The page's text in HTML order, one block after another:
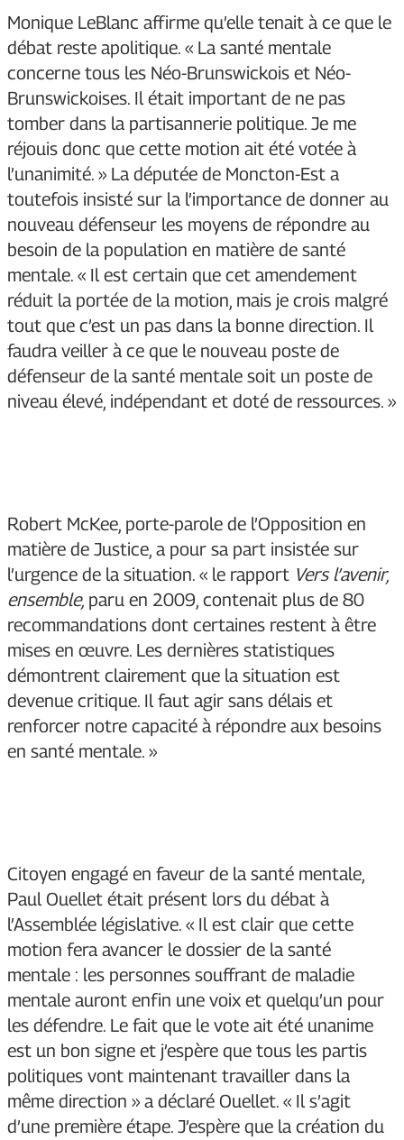
Monique LeBlanc affirme qu’elle tenait à ce que le
débat reste apolitique. « La santé mentale
concerne tous les Néo-Brunswickois et Néo-
Brunswickoises. Il était important de ne pas
tomber dans la partisannerie politique. Je me
réjouis donc que cette motion ait été votée à
l’unanimité. » La députée de Moncton-Est a
toutefois insisté sur la l’importance de donner au
nouveau défenseur les moyens de répondre au
besoin de la population en matière de santé
mentale. « Il est certain que cet amendement
réduit la portée de la motion, mais je crois malgré
tout que c’est un pas dans la bonne direction. Il
faudra veiller à ce que le nouveau poste de
défenseur de la santé mentale soit un poste de
niveau élevé, indépendant et doté de ressources. »
Robert McKee, porte-parole de l’Opposition en
matière de Justice, a pour sa part insistée sur
l’urgence de la situation. « le rapport Vers l’avenir,
ensemble, paru en 2009, contenait plus de 80
recommandations dont certaines restent à être
mises en œuvre. Les dernières statistiques
démontrent clairement que la situation est
devenue critique. Il faut agir sans délais et
renforcer notre capacité à répondre aux besoins
en santé mentale. »
Citoyen engagé en faveur de la santé mentale,
Paul Ouellet était présent lors du débat à
l’Assemblée législative. « Il est clair que cette
motion fera avancer le dossier de la santé
mentale : les personnes souffrant de maladie
mentale auront enfin une voix et quelqu’un pour
les défendre. Le fait que le vote ait été unanime
est un bon signe et j’espère que tous les partis
politiques vont maintenant travailler dans la
même direction » a déclaré Ouellet. « Il s’agit
d’une première étape. J’espère que la création du